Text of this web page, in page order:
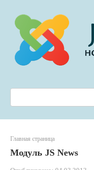
контенту
Главная страница
Модуль JS News